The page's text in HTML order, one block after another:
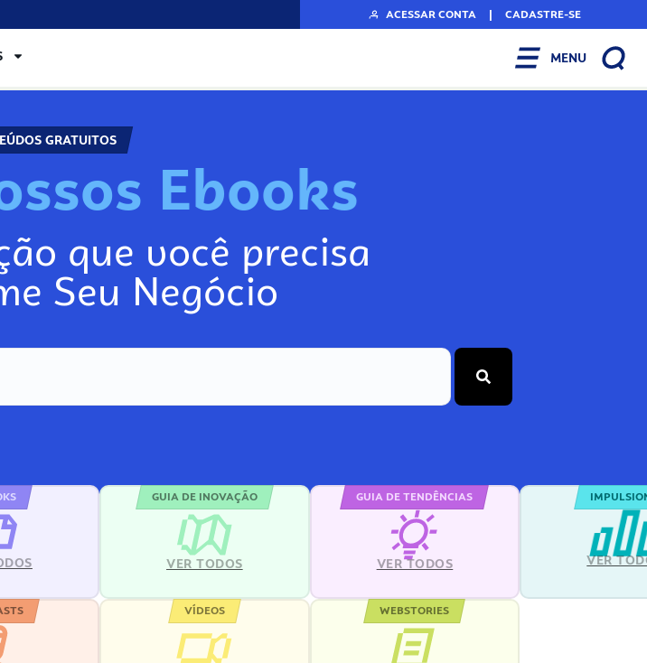
ACESSAR CONTA | CADASTRE-SE
MENU
GRATUITOS
ssos Ebooks
que você precisa
Seu Negócio
GUIA DE INOVAÇÃO
VER TODOS
GUIA DE TENDÊNCIAS
VER TODOS VER
VÍDEOS WEBSTORIES